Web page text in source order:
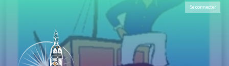
Se connecter